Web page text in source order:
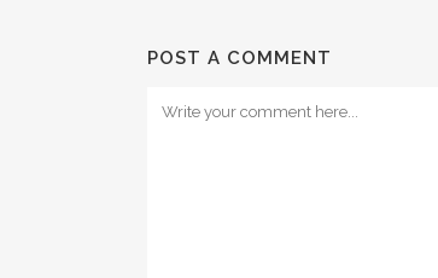
POST A COMMENT